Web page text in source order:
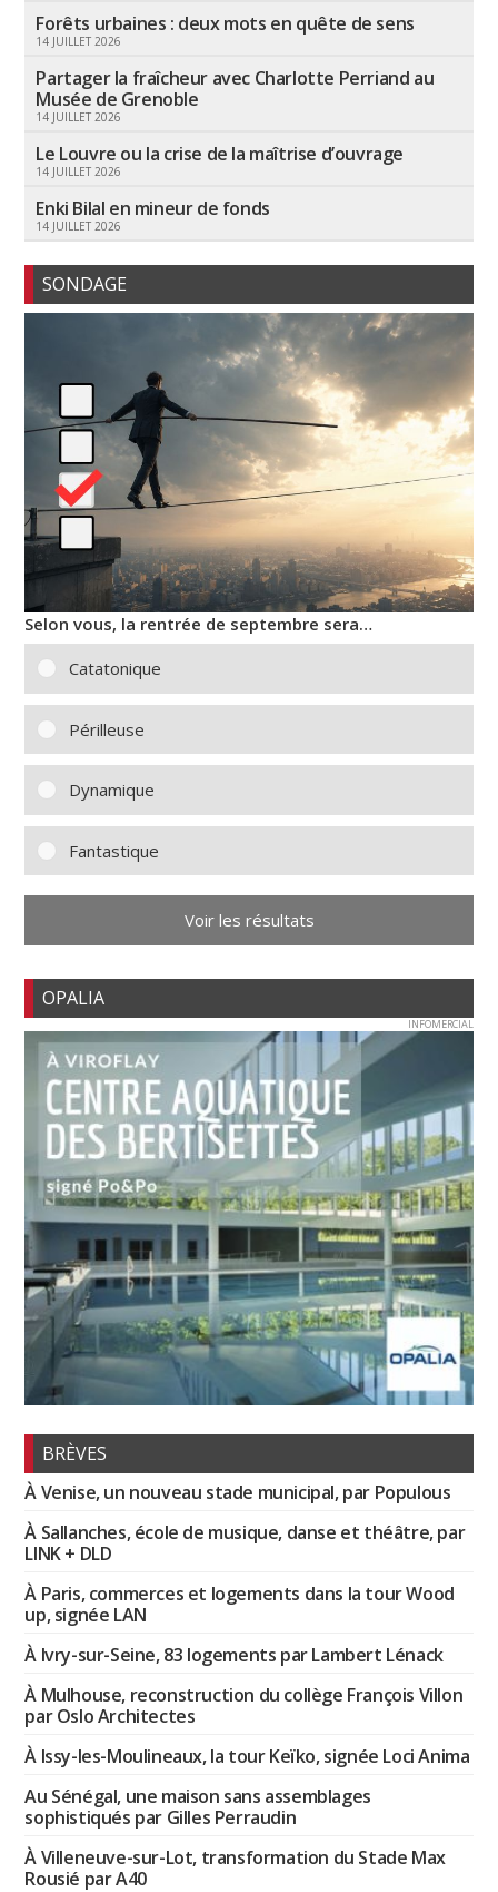
Forêts urbaines : deux mots en quête de sens
14 JUILLET 2026
Partager la fraîcheur avec Charlotte Perriand au
Musée de Grenoble
14 JUILLET 2026
Le Louvre ou la crise de la maîtrise d’ouvrage
14 JUILLET 2026
Enki Bilal en mineur de fonds
14 JUILLET 2026
SONDAGE
Selon vous, la rentrée de septembre sera…
Catatonique
Périlleuse
Dynamique
Fantastique
Voir les résultats
OPALIA
INFOMERCIAL
BRÈVES
À Venise, un nouveau stade municipal, par Populous
À Sallanches, école de musique, danse et théâtre, par
LINK + DLD
À Paris, commerces et logements dans la tour Wood
up, signée LAN
À Ivry-sur-Seine, 83 logements par Lambert Lénack
À Mulhouse, reconstruction du collège François Villon
par Oslo Architectes
À Issy-les-Moulineaux, la tour Keïko, signée Loci Anima
Au Sénégal, une maison sans assemblages
sophistiqués par Gilles Perraudin
À Villeneuve-sur-Lot, transformation du Stade Max
Rousié par A40